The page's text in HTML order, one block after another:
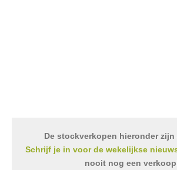
De stockverkopen hieronder zijn
Schrijf je in voor de wekelijkse
nooit nog een